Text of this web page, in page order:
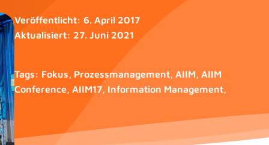
Veröffentlicht: 6. April 2017
Aktualisiert: 27. Juni 2021
Tags: Fokus, Prozessmanagement, AIIM, AIIM
Conference, AIIM17, Information Management,